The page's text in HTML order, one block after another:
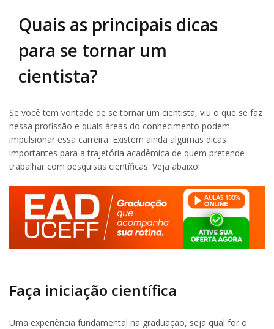
Quais as principais dicas
para se tornar um
cientista?
Se você tem vontade de se tornar um cientista, viu o que se faz
nessa profissão e quais áreas do conhecimento podem
impulsionar essa carreira. Existem ainda algumas dicas
importantes para a trajetória acadêmica de quem pretende
trabalhar com pesquisas científicas. Veja abaixo!
Faça iniciação científica
Uma experiência fundamental na graduação, seja qual for o